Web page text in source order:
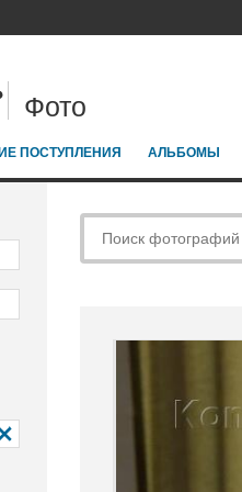
Фото
ПОСТУПЛЕНИЯ АЛЬБОМЫ